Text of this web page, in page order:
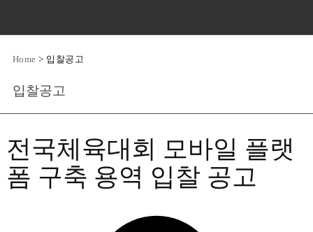
Home > 입찰공고
입찰공고
전국체육대회 모바일 플랫
폼 구축 용역 입찰 공고